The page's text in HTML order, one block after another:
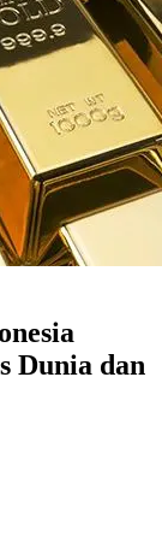
Dunia dan